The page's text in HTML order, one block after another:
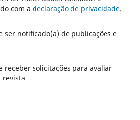
com a declaração de privacidade.
revista.